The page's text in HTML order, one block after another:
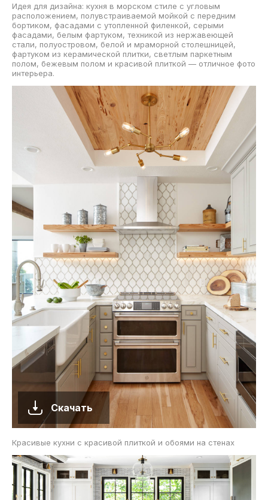
Идея для дизайна: кухня в морском стиле с угловым
расположением, полувстраиваемой мойкой с передним
бортиком, фасадами с утопленной филенкой, серыми
фасадами, белым фартуком, техникой из нержавеющей
стали, полуостровом, белой и мраморной столешницей,
фартуком из керамической плитки, светлым паркетным
полом, бежевым полом и красивой плиткой — отличное фото
интерьера.
Скачать
Красивые кухни с красивой плиткой и обоями на стенах